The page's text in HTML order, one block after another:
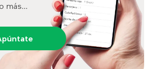
más...